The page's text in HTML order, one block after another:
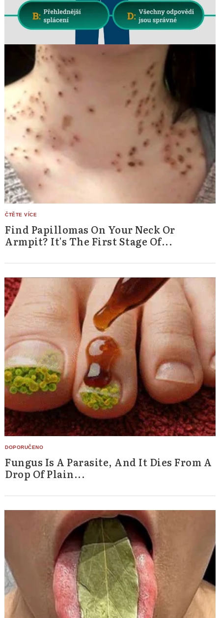
Find Papillomas On Your Neck Or
Armpit? It's The First Stage Of...
Fungus Is A Parasite, And It Dies From A
Drop Of Plain...